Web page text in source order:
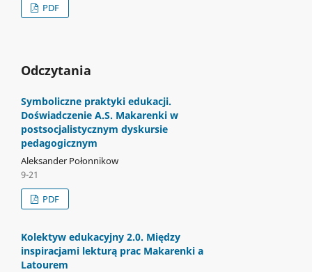
PDF
Odczytania
Symboliczne praktyki edukacji.
Doświadczenie A.S. Makarenki w
postsocjalistycznym dyskursie
pedagogicznym
Aleksander Połonnikow
9-21
PDF
Kolektyw edukacyjny 2.0. Między
inspiracjami lekturą prac Makarenki a
Latourem